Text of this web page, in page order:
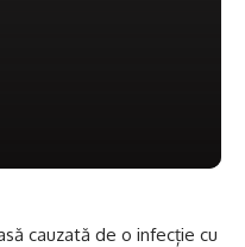
cauzată de o infecție cu